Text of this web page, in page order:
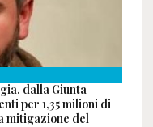
dalla Giunta
per 1,35 milioni di
mitigazione del